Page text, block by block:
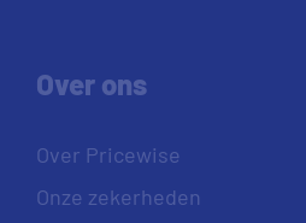
Over ons
Over Pricewise
Onze zekerheden